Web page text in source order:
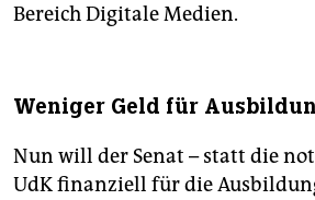
Bereich Digitale Medien.
Weniger Geld für
Nun will der Senat – statt die
UdK finanziell für die